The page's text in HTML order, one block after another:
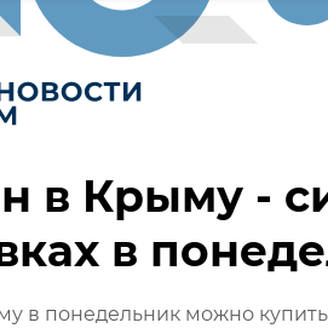
в Крыму -
в
в понедельник можно